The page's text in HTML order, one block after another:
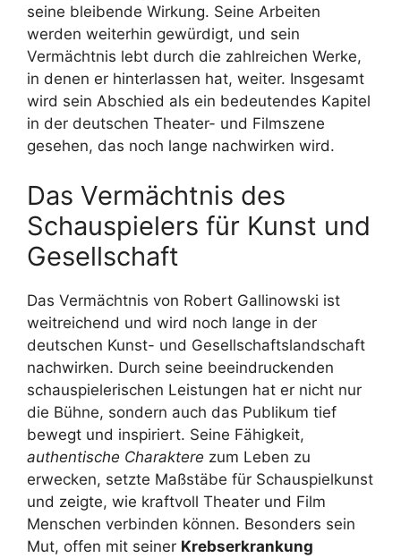
seine bleibende Wirkung. Seine Arbeiten
werden weiterhin gewürdigt, und sein
Vermächtnis lebt durch die zahlreichen Werke,
in denen er hinterlassen hat, weiter. Insgesamt
wird sein Abschied als ein bedeutendes Kapitel
in der deutschen Theater- und Filmszene
gesehen, das noch lange nachwirken wird.
Das Vermächtnis des
Schauspielers für Kunst und
Gesellschaft
Das Vermächtnis von Robert Gallinowski ist
weitreichend und wird noch lange in der
deutschen Kunst- und Gesellschaftslandschaft
nachwirken. Durch seine beeindruckenden
schauspielerischen Leistungen hat er nicht nur
die Bühne, sondern auch das Publikum tief
bewegt und inspiriert. Seine Fähigkeit,
authentische Charaktere zum Leben zu
erwecken, setzte Maßstäbe für Schauspielkunst
und zeigte, wie kraftvoll Theater und Film
Menschen verbinden können. Besonders sein
Mut, offen mit seiner Krebserkrankung